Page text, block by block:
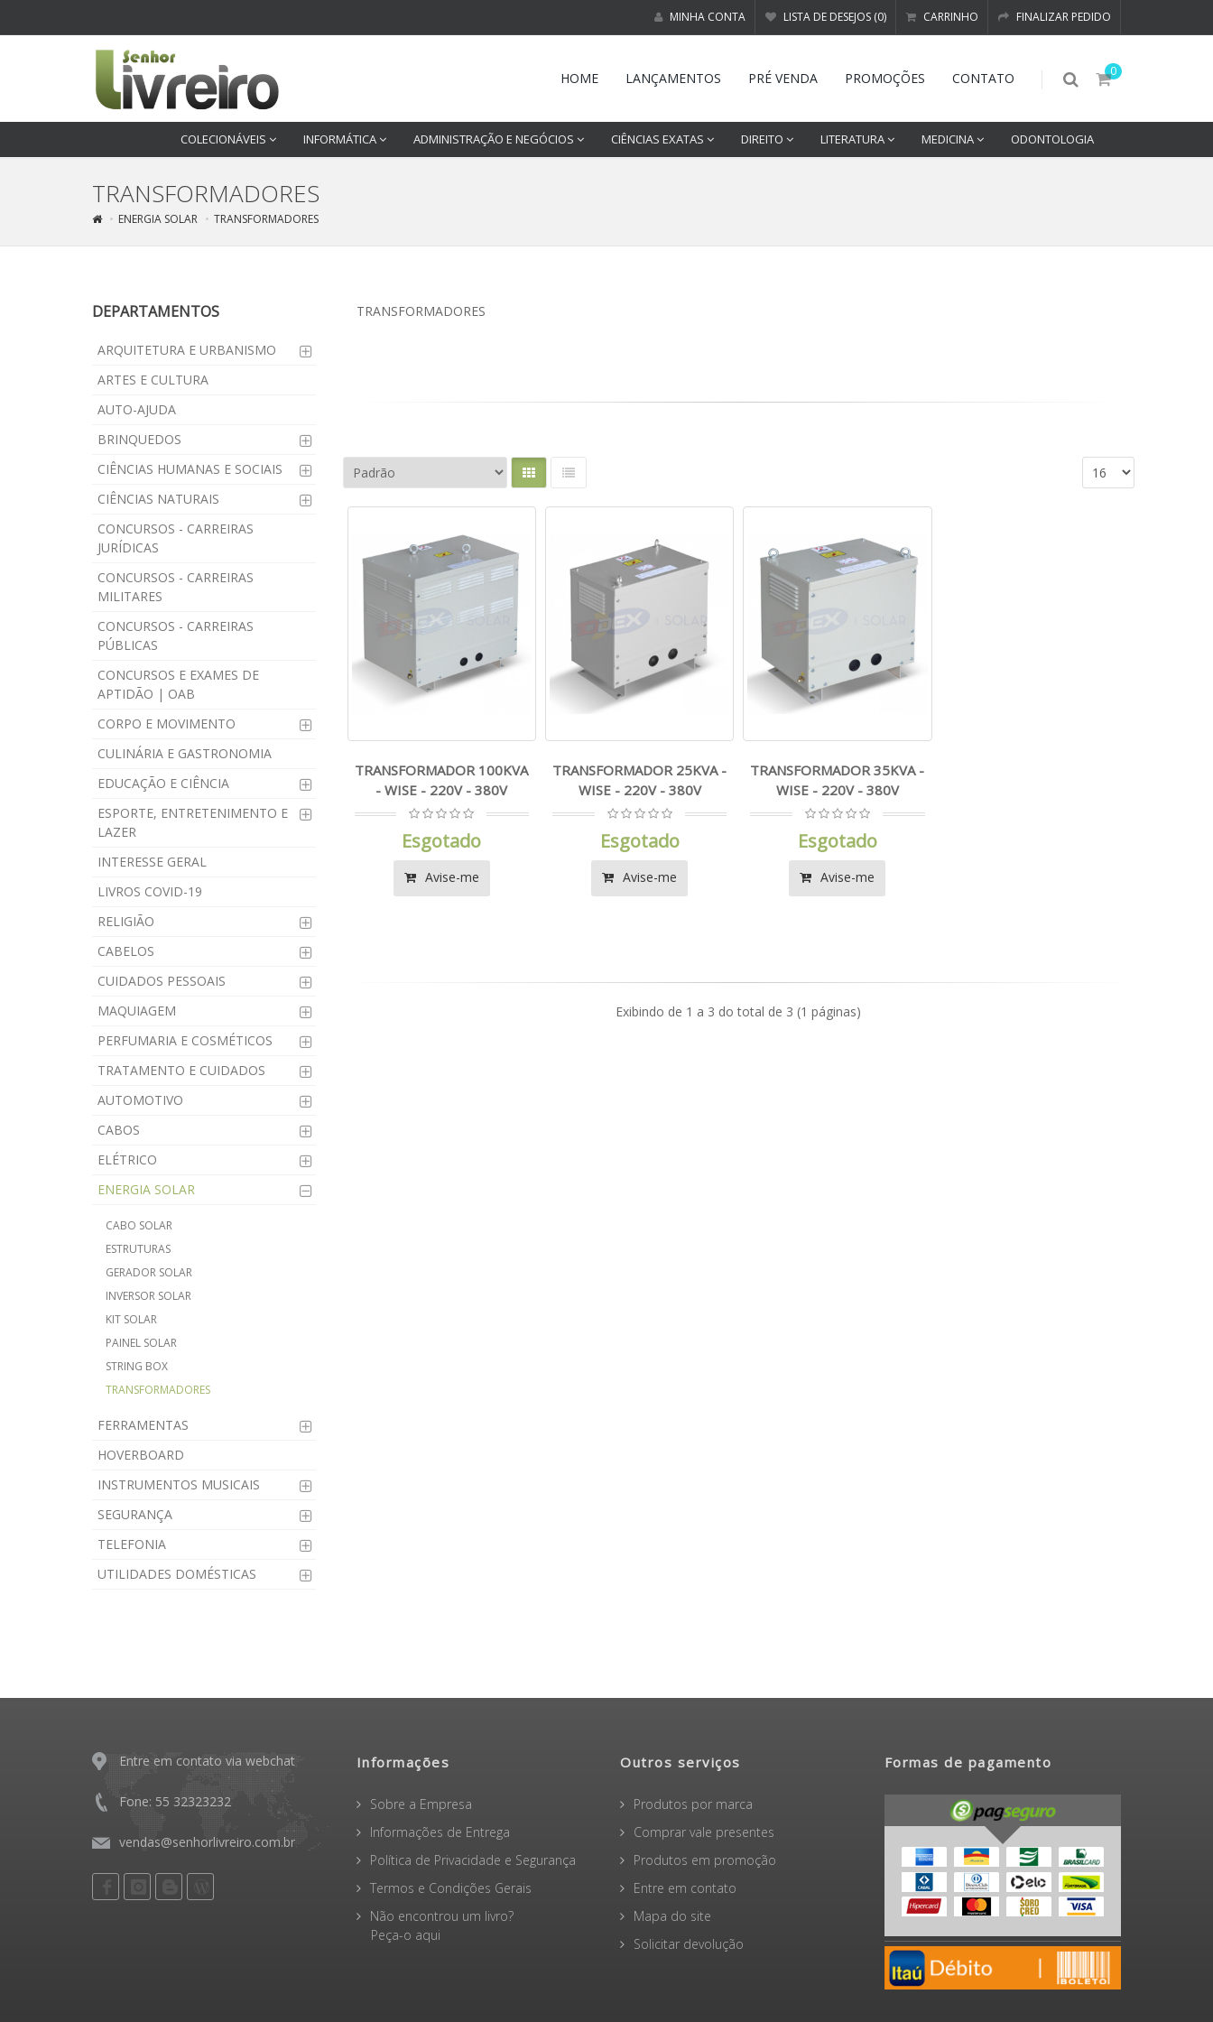
MINHA CONTA LISTA DE DESEJOS (0) CARRINHO FINALIZAR PEDIDO
0
HOME LANÇAMENTOS PRÉ VENDA PROMOÇÕES CONTATO
COLECIONÁVEIS INFORMÁTICA ADMINISTRAÇÃO E NEGÓCIOS CIÊNCIAS EXATAS DIREITO LITERATURA MEDICINA ODONTOLOGIA
TRANSFORMADORES
ENERGIA SOLAR TRANSFORMADORES
DEPARTAMENTOS
ARQUITETURA E URBANISMO
ARTES E CULTURA
AUTO-AJUDA
BRINQUEDOS
CIÊNCIAS HUMANAS E SOCIAIS
CIÊNCIAS NATURAIS
CONCURSOS - CARREIRAS
JURÍDICAS
CONCURSOS - CARREIRAS
MILITARES
CONCURSOS - CARREIRAS
PÚBLICAS
CONCURSOS E EXAMES DE
APTIDÃO | OAB
CORPO E MOVIMENTO
CULINÁRIA E GASTRONOMIA
EDUCAÇÃO E CIÊNCIA
ESPORTE, ENTRETENIMENTO E
LAZER
INTERESSE GERAL
LIVROS COVID-19
RELIGIÃO
CABELOS
CUIDADOS PESSOAIS
MAQUIAGEM
PERFUMARIA E COSMÉTICOS
TRATAMENTO E CUIDADOS
AUTOMOTIVO
CABOS
ELÉTRICO
ENERGIA SOLAR
CABO SOLAR
ESTRUTURAS
GERADOR SOLAR
INVERSOR SOLAR
KIT SOLAR
PAINEL SOLAR
STRING BOX
TRANSFORMADORES
FERRAMENTAS
HOVERBOARD
INSTRUMENTOS MUSICAIS
SEGURANÇA
TELEFONIA
UTILIDADES DOMÉSTICAS
TRANSFORMADORES
TRANSFORMADOR 100KVA
- WISE - 220V - 380V
Esgotado
Avise-me
TRANSFORMADOR 25KVA -
WISE - 220V - 380V
Esgotado
Avise-me
TRANSFORMADOR 35KVA -
WISE - 220V - 380V
Esgotado
Avise-me
Exibindo de 1 a 3 do total de 3 (1 páginas)
Entre em contato via webchat
Fone: 55 32323232
vendas@senhorlivreiro.com.br
Informações
Sobre a Empresa
Informações de Entrega
Política de Privacidade e Segurança
Termos e Condições Gerais
Não encontrou um livro?
Peça-o aqui
Outros serviços
Produtos por marca
Comprar vale presentes
Produtos em promoção
Entre em contato
Mapa do site
Solicitar devolução
Formas de pagamento